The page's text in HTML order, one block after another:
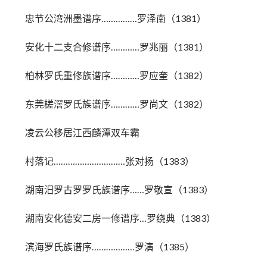
忠节公湾洲墨谱序……………罗泽南（1381）
安化十二支合修谱序…………罗兆丽（1381）
柏林罗氏重修族谱序…………罗应奎（1382）
东莞槎滘罗氏族谱序…………罗尚文（1382）
凌云公移居江西麟潭双车霸
村落记…………………………张对扬（1383）
湖南汨罗古罗罗氏族谱序……罗敬宣（1383）
湖南安化德安二房一修谱序…罗绕典（1383）
滨海罗氏族谱序………………罗演（1385）